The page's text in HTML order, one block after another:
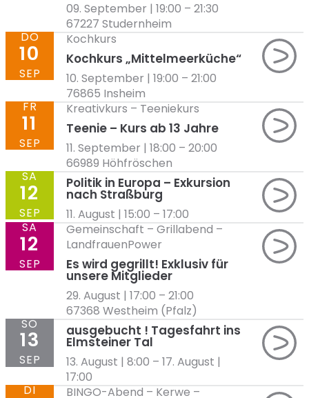
09. September | 19:00 – 21:30
67227 Studernheim
Kochkurs „Mittelmeerküche“
Kochkurs
10. September | 19:00 – 21:00
76865 Insheim
DO
10
SEP
Teenie – Kurs ab 13 Jahre
Kreativkurs – Teeniekurs
11. September | 18:00 – 20:00
66989 Höhfröschen
FR
11
SEP
Politik in Europa – Exkursion
nach Straßburg
11. August | 15:00 – 17:00
SA
12
SEP
Es wird gegrillt! Exklusiv für
unsere Mitglieder
Gemeinschaft – Grillabend –
LandfrauenPower
29. August | 17:00 – 21:00
67368 Westheim (Pfalz)
SA
12
SEP
ausgebucht ! Tagesfahrt ins
Elmsteiner Tal
13. August | 8:00 – 17. August |
17:00
SO
13
SEP
BINGO-Abend – Kerwe –
DI